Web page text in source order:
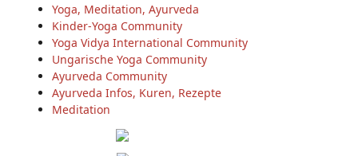
Yoga, Meditation, Ayurveda
Kinder-Yoga Community
Yoga Vidya International Community
Ungarische Yoga Community
Ayurveda Community
Ayurveda Infos, Kuren, Rezepte
Meditation